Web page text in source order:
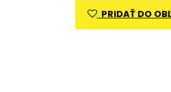
PRIDAŤ DO